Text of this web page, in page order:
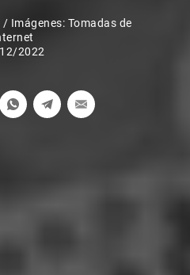
/ Imágenes: Tomadas de
2022